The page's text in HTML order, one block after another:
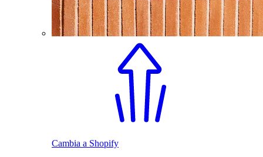
Cambia a Shopify